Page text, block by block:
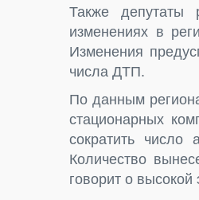
Также депутаты
изменениях в
Изменения
числа ДТП.
По данным
стационарных
сократить
Количество
говорит о